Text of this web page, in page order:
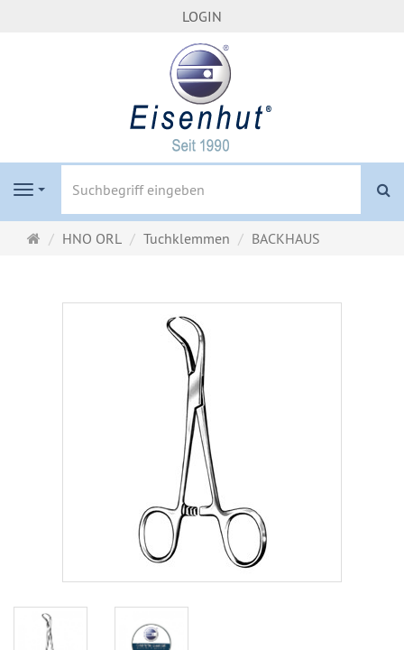
LOGIN
Navigation
Startseite
HNO ORL Tuchklemmen BACKHAUS